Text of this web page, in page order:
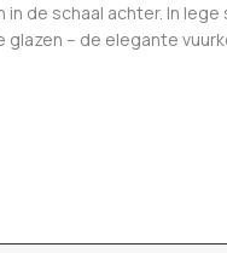
de schaal achter. In
– de elegante